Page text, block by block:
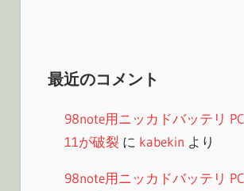
最近のコメント
98note用ニッカドバッテリ
11が破裂に kabekin より
98note用ニッカドバッテリ